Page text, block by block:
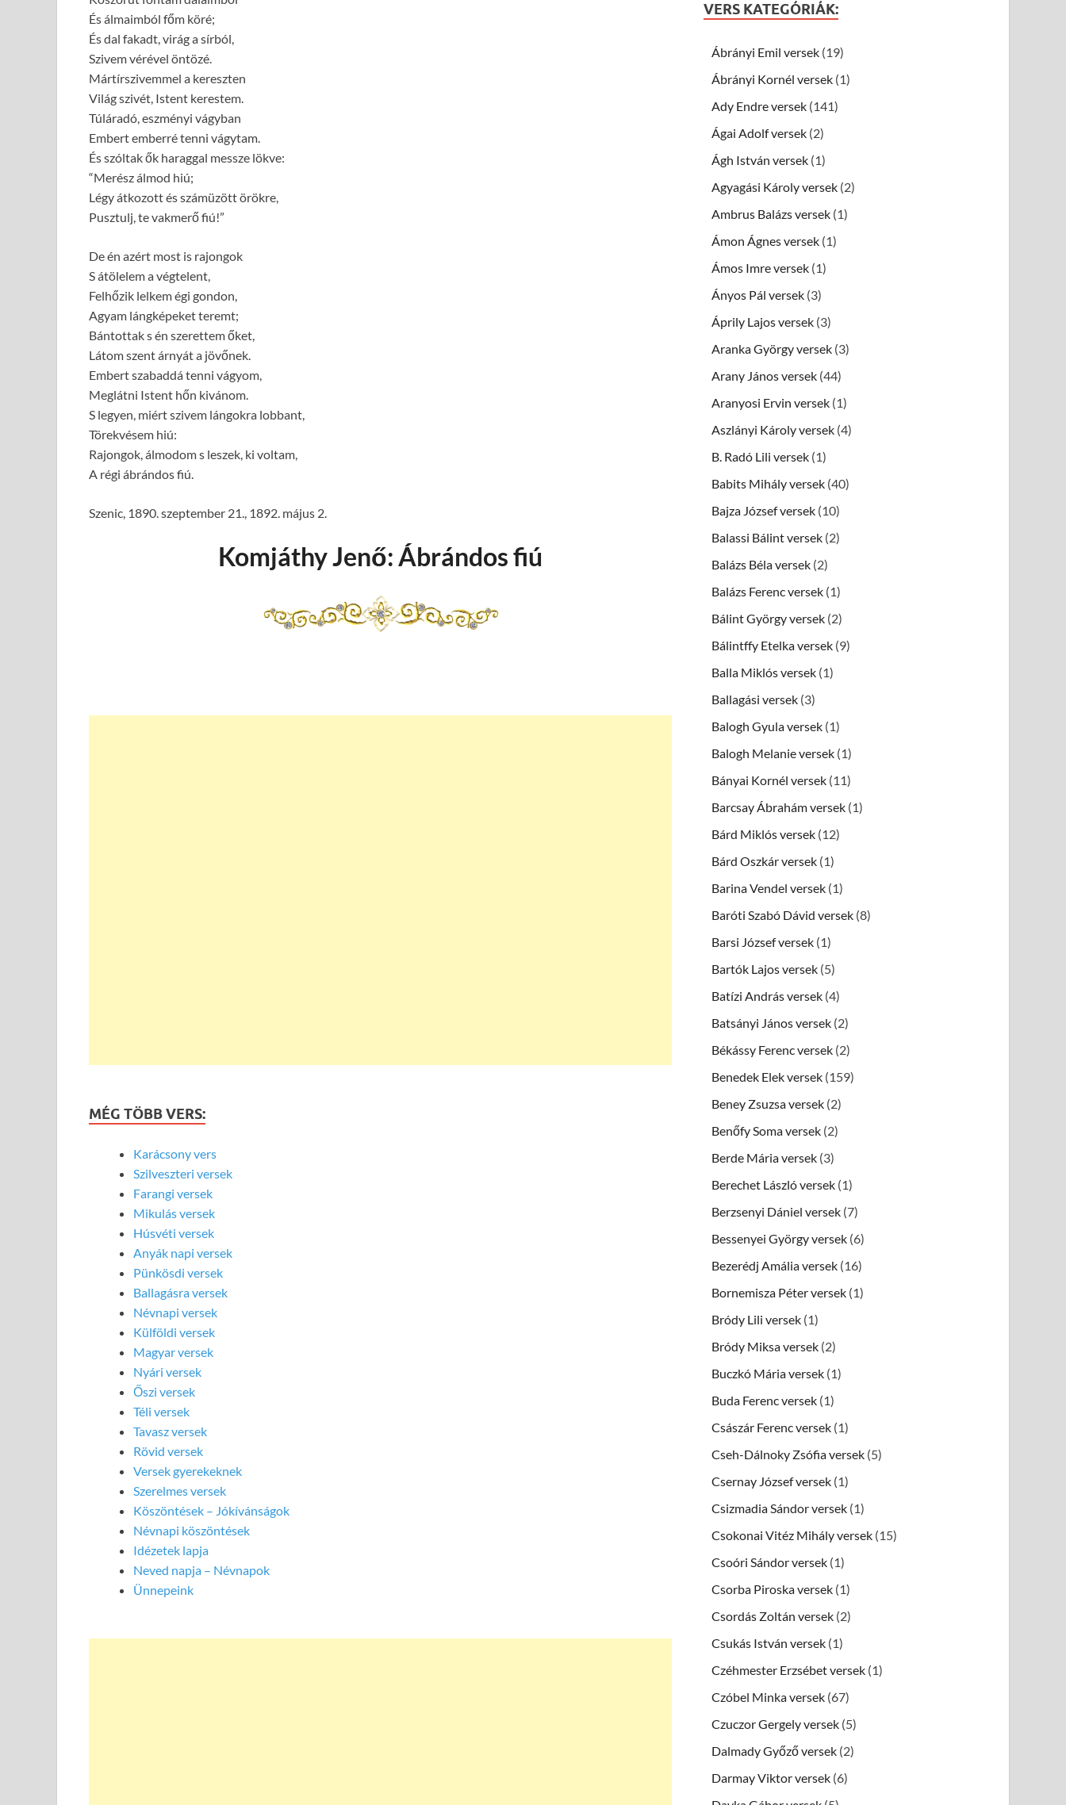
És álmaimból főm köré;
És dal fakadt, virág a sírból,
Szivem vérével öntözé.
Mártírszivemmel a kereszten
Világ szivét, Istent kerestem.
Túláradó, eszményi vágyban
Embert emberré tenni vágytam.
És szóltak ők haraggal messze lökve:
“Merész álmod hiú;
Légy átkozott és számüzött örökre,
Pusztulj, te vakmerő fiú!”
De én azért most is rajongok
S átölelem a végtelent,
Felhőzik lelkem égi gondon,
Agyam lángképeket teremt;
Bántottak s én szerettem őket,
Látom szent árnyát a jövőnek.
Embert szabaddá tenni vágyom,
Meglátni Istent hőn kivánom.
S legyen, miért szivem lángokra lobbant,
Törekvésem hiú:
Rajongok, álmodom s leszek, ki voltam,
A régi ábrándos fiú.
Szenic, 1890. szeptember 21., 1892. május 2.
Komjáthy Jenő: Ábrándos fiú
MÉG TÖBB VERS:
Karácsony vers
Szilveszteri versek
Farangi versek
Mikulás versek
Húsvéti versek
Anyák napi versek
Pünkösdi versek
Ballagásra versek
Névnapi versek
Külföldi versek
Magyar versek
Nyári versek
Őszi versek
Téli versek
Tavasz versek
Rövid versek
Versek gyerekeknek
Szerelmes versek
Köszöntések – Jókívánságok
Névnapi köszöntések
Idézetek lapja
Neved napja – Névnapok
Ünnepeink
VERS KATEGÓRIÁK:
Ábrányi Emil versek (19)
Ábrányi Kornél versek (1)
Ady Endre versek (141)
Ágai Adolf versek (2)
Ágh István versek (1)
Agyagási Károly versek (2)
Ambrus Balázs versek (1)
Ámon Ágnes versek (1)
Ámos Imre versek (1)
Ányos Pál versek (3)
Áprily Lajos versek (3)
Aranka György versek (3)
Arany János versek (44)
Aranyosi Ervin versek (1)
Aszlányi Károly versek (4)
B. Radó Lili versek (1)
Babits Mihály versek (40)
Bajza József versek (10)
Balassi Bálint versek (2)
Balázs Béla versek (2)
Balázs Ferenc versek (1)
Bálint György versek (2)
Bálintffy Etelka versek (9)
Balla Miklós versek (1)
Ballagási versek (3)
Balogh Gyula versek (1)
Balogh Melanie versek (1)
Bányai Kornél versek (11)
Barcsay Ábrahám versek (1)
Bárd Miklós versek (12)
Bárd Oszkár versek (1)
Barina Vendel versek (1)
Baróti Szabó Dávid versek (8)
Barsi József versek (1)
Bartók Lajos versek (5)
Batízi András versek (4)
Batsányi János versek (2)
Békássy Ferenc versek (2)
Benedek Elek versek (159)
Beney Zsuzsa versek (2)
Benőfy Soma versek (2)
Berde Mária versek (3)
Berechet László versek (1)
Berzsenyi Dániel versek (7)
Bessenyei György versek (6)
Bezerédj Amália versek (16)
Bornemisza Péter versek (1)
Bródy Lili versek (1)
Bródy Miksa versek (2)
Buczkó Mária versek (1)
Buda Ferenc versek (1)
Császár Ferenc versek (1)
Cseh-Dálnoky Zsófia versek (5)
Csernay József versek (1)
Csizmadia Sándor versek (1)
Csokonai Vitéz Mihály versek (15)
Csoóri Sándor versek (1)
Csorba Piroska versek (1)
Csordás Zoltán versek (2)
Csukás István versek (1)
Czéhmester Erzsébet versek (1)
Czóbel Minka versek (67)
Czuczor Gergely versek (5)
Dalmady Győző versek (2)
Darmay Viktor versek (6)